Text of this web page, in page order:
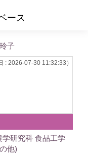
ース
子
: 2026-07-30 11:32:33）
研究科 食品工学
他)